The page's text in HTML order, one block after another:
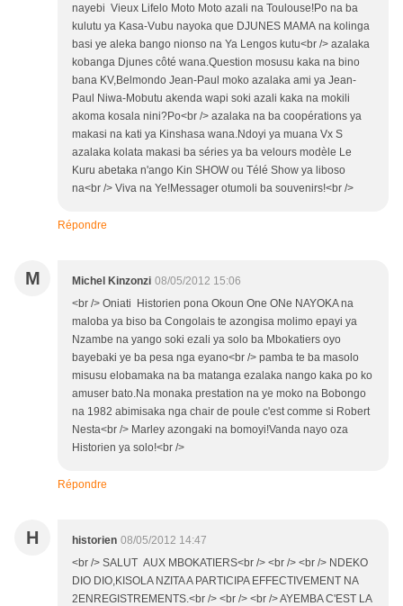
nayebi Vieux Lifelo Moto Moto azali na Toulouse!Po na ba
kulutu ya Kasa-Vubu nayoka que DJUNES MAMA na kolinga
basi ye aleka bango nionso na Ya Lengos kutu<br /> azalaka
kobanga Djunes côté wana.Question mosusu kaka na bino
bana KV,Belmondo Jean-Paul moko azalaka ami ya Jean-
Paul Niwa-Mobutu akenda wapi soki azali kaka na mokili
akoma kosala nini?Po<br /> azalaka na ba coopérations ya
makasi na kati ya Kinshasa wana.Ndoyi ya muana Vx S
azalaka kolata makasi ba séries ya ba velours modèle Le
Kuru abetaka n'ango Kin SHOW ou Télé Show ya liboso
na<br /> Viva na Ye!Messager otumoli ba souvenirs!<br />
Répondre
M Michel Kinzonzi 08/05/2012 15:06
<br /> Oniati Historien pona Okoun One ONe NAYOKA na
maloba ya biso ba Congolais te azongisa molimo epayi ya
Nzambe na yango soki ezali ya solo ba Mbokatiers oyo
bayebaki ye ba pesa nga eyano<br /> pamba te ba masolo
misusu elobamaka na ba matanga ezalaka nango kaka po ko
amuser bato.Na monaka prestation na ye moko na Bobongo
na 1982 abimisaka nga chair de poule c'est comme si Robert
Nesta<br /> Marley azongaki na bomoyi!Vanda nayo oza
Historien ya solo!<br />
Répondre
H historien 08/05/2012 14:47
<br /> SALUT AUX MBOKATIERS<br /> <br /> <br /> NDEKO
DIO DIO,KISOLA NZITA A PARTICIPA EFFECTIVEMENT NA
2ENREGISTREMENTS.<br /> <br /> <br /> AYEMBA C'EST LA